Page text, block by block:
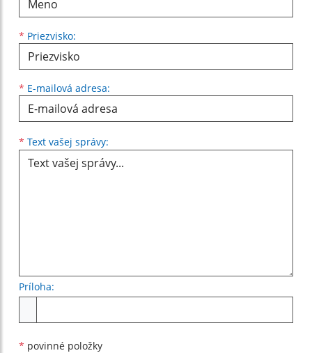
* Priezvisko:
* E-mailová adresa:
* Text vašej správy:
Príloha:
* povinné položky